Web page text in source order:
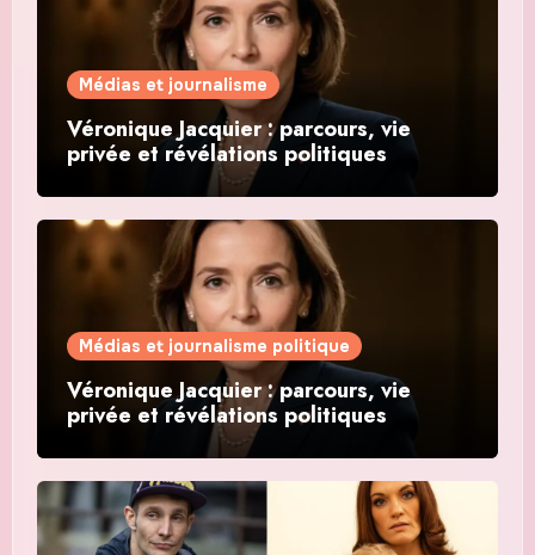
Médias et journalisme
Véronique Jacquier : parcours, vie
privée et révélations politiques
Médias et journalisme politique
Véronique Jacquier : parcours, vie
privée et révélations politiques